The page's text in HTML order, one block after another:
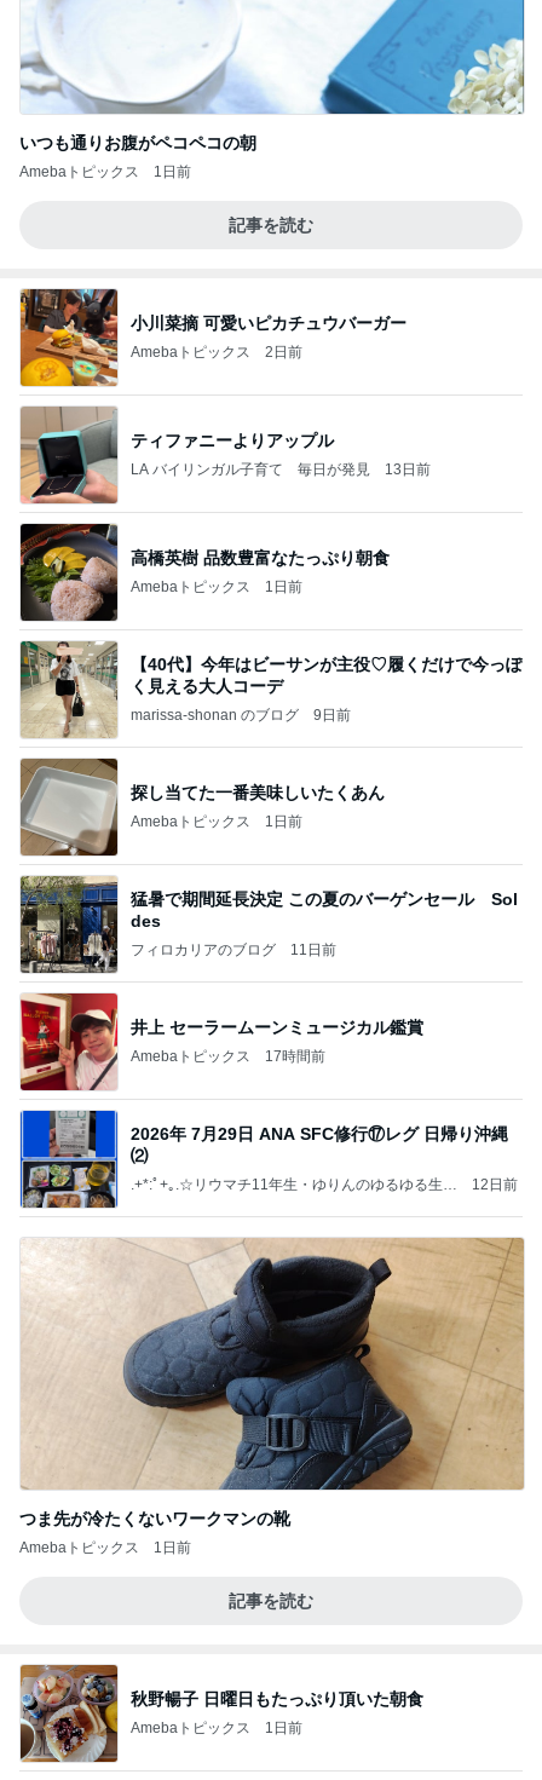
いつも通りお腹がペコペコの朝
Amebaトピックス 1日前
記事を読む
小川菜摘 可愛いピカチュウバーガー
Amebaトピックス 2日前
ティファニーよりアップル
LA バイリンガル子育て 毎日が発見 13日前
高橋英樹 品数豊富なたっぷり朝食
Amebaトピックス 1日前
【40代】今年はビーサンが主役♡履くだけで今っぽ
く見える大人コーデ
marissa-shonan のブログ 9日前
探し当てた一番美味しいたくあん
Amebaトピックス 1日前
猛暑で期間延長決定 この夏のバーゲンセール Sol
des
フィロカリアのブログ 11日前
井上 セーラームーンミュージカル鑑賞
Amebaトピックス 17時間前
2026年 7月29日 ANA SFC修行⑰レグ 日帰り沖縄
⑵
.+*:ﾟ+｡.☆リウマチ11年生・ゆりんのゆるゆる生
12日前
つま先が冷たくないワークマンの靴
Amebaトピックス 1日前
記事を読む
秋野暢子 日曜日もたっぷり頂いた朝食
Amebaトピックス 1日前